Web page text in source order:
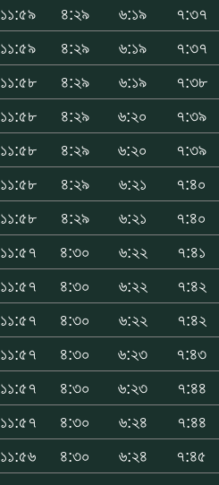
১১:৫৯ ৪:২৯ ৬:১৯
৭:৩৭
১১:৫৯ ৪:২৯ ৬:১৯
৭:৩৭
১১:৫৮ ৪:২৯ ৬:১৯
৭:৩৮
১১:৫৮ ৪:২৯ ৬:২০
৭:৩৯
১১:৫৮ ৪:২৯ ৬:২০
৭:৩৯
১১:৫৮ ৪:২৯ ৬:২১
৭:৪০
১১:৫৮ ৪:২৯ ৬:২১
৭:৪০
১১:৫৭ ৪:৩০ ৬:২২
৭:৪১
১১:৫৭ ৪:৩০ ৬:২২
৭:৪২
১১:৫৭ ৪:৩০ ৬:২২
৭:৪২
১১:৫৭ ৪:৩০ ৬:২৩
৭:৪৩
১১:৫৭ ৪:৩০ ৬:২৩
৭:৪৪
১১:৫৭ ৪:৩০ ৬:২৪
৭:৪৪
১১:৫৬ ৪:৩০ ৬:২৪
৭:৪৫